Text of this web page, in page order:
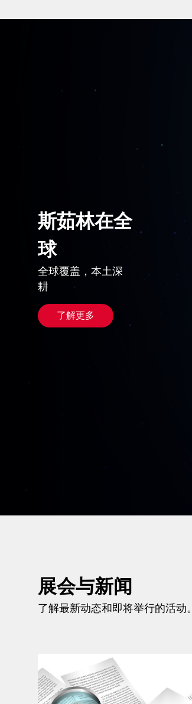
斯茹林在全
球
全球覆盖，本土深
耕
了解更多
展会与新闻
了解最新动态和即将举行的活动。